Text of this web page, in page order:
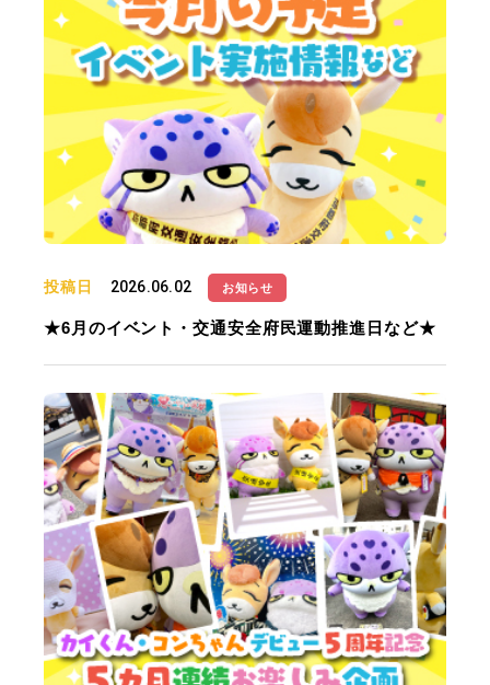
投稿日 2026.06.02 お知らせ
★6月のイベント・交通安全府民運動推進日など★